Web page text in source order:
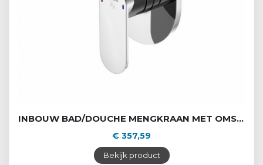
INBOUW BAD/DOUCHE MENGKRAAN MET OMSTEL
€ 357,59
Bekijk product